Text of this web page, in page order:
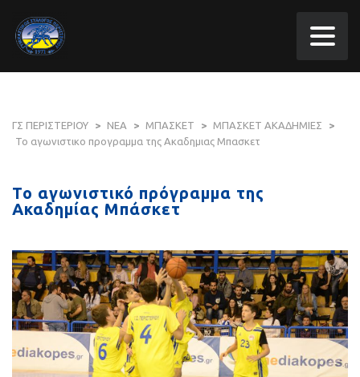
ΓΣ ΠΕΡΙΣΤΕΡΙΟΥ > ΝΕΑ > ΜΠΑΣΚΕΤ > ΜΠΑΣΚΕΤ ΑΚΑΔΗΜΙΕΣ
>
Το αγωνιστικο προγραμμα της Ακαδημιας Μπασκετ
Το αγωνιστικό πρόγραμμα της
Ακαδημίας Μπάσκετ